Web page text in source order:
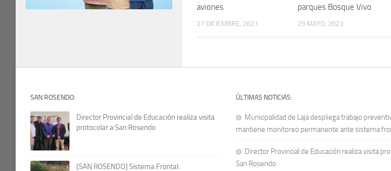
aviones
27 DICIEMBRE, 2021
parques Bosque Vivo
29 MAYO, 2023
SAN ROSENDO:
Director Provincial de Educación realiza visita
protocolar a San Rosendo
[SAN ROSENDO] Sistema Frontal:
ÚLTIMAS NOTICIAS:
Municipalidad de Laja despliega trabajo
mantiene monitoreo permanente ante sistema
Director Provincial de Educación realiza visita
San Rosendo